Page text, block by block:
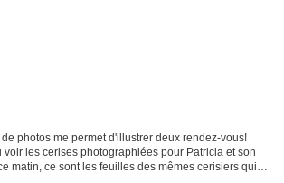
photos me permet d'illustrer deux rendez-vous!
voir les cerises photographiées pour Patricia et son
matin, ce sont les feuilles des mêmes cerisiers qui